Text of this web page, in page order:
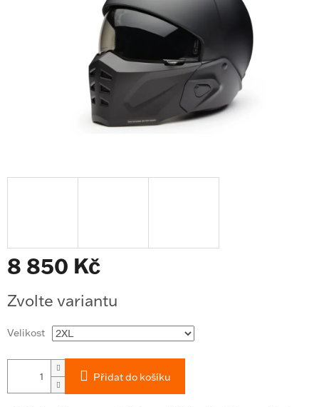
8 850 Kč
cena:
Zvolte variantu
Velikost
Přidat do košíku